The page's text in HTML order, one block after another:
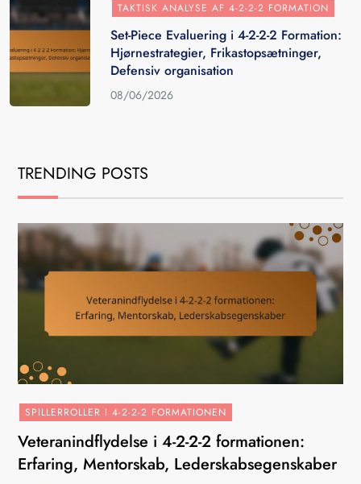
TAKTISK ANALYSE AF 4-2-2-2 FORMATION
Set-Piece Evaluering i 4-2-2-2 Formation:
Hjørnestrategier, Frikastopsætninger,
Defensiv organisation
08/06/2026
TRENDING POSTS
SPILLERROLLER I 4-2-2-2 FORMATIONEN
Veteranindflydelse i 4-2-2-2 formationen:
Erfaring, Mentorskab, Lederskabsegenskaber